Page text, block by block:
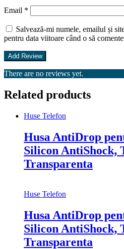
Email *
Salvează-mi numele, emailul și
pentru data viitoare când o să
There are no reviews yet.
Related products
Huse Telefon
Husa AntiDrop
Silicon AntiShock,
Transparenta
Huse Telefon
Husa AntiDrop
Silicon AntiShock,
Transparenta